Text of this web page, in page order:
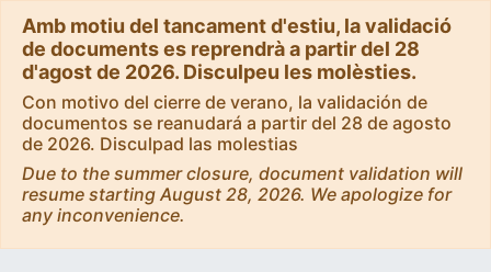
Amb motiu del tancament d'estiu, la validació
de documents es reprendrà a partir del 28
d'agost de 2026. Disculpeu les molèsties.
Con motivo del cierre de verano, la validación de
documentos se reanudará a partir del 28 de agosto
de 2026. Disculpad las molestias
Due to the summer closure, document validation will
resume starting August 28, 2026. We apologize for
any inconvenience.